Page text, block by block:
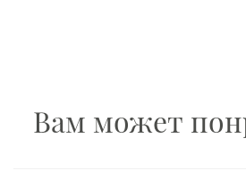
Вам может